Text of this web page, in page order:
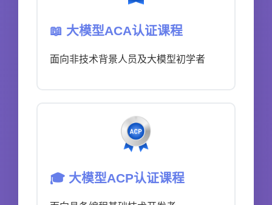
📖 大模型ACA认证课程
面向非技术背景人员及大模型初学者
🎓 大模型ACP认证课程